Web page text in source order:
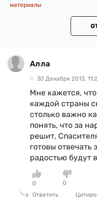
материалы
Алла
30 Декабря 2013,
Мне кажется, что
каждой страны
столько важно
понять, что за
решит,
готовы отвечать
радостью будут
0
0
Ответить